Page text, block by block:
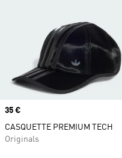
Prix
35 €
CASQUETTE PREMIUM TECH
Originals